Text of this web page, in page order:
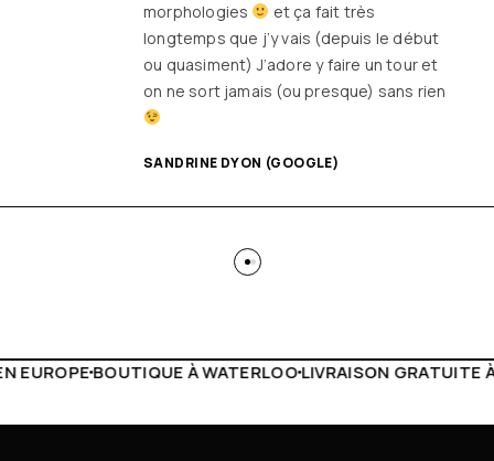
morphologies
et ça fait très
longtemps que j’y vais (depuis le début
ou quasiment) J’adore y faire un tour et
on ne sort jamais (ou presque) sans rien
SANDRINE DYON (GOOGLE)
LIVRAISON GRATUITE À PARTIR DE 150€LIVE